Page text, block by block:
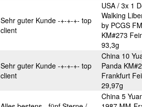
Sehr guter Kunde -+-+-+- top
client
USA / 3x 1
Walking
by PCGS
KM#273
93,3g
Sehr guter Kunde -+-+-+- top
client
China 10
Panda
Frankfurt
29,97g
China 5